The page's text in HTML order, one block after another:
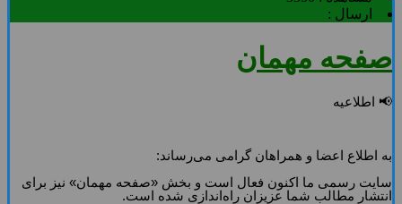
ارسال :
صفحه مهمان
📢 اطلاعیه
به اطلاع اعضا و همراهان گرامی می‌رساند:
سایت رسمی ما اکنون فعال است و بخش «صفحه مهمان» نیز برای
انتشار مطالب شما عزیزان راه‌اندازی شده است.